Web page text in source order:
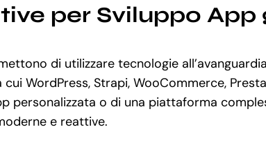
per Sviluppo
di utilizzare tecnologie all’avanguardia
WordPress, Strapi, WooCommerce,
personalizzata o di una piattaforma
e reattive.